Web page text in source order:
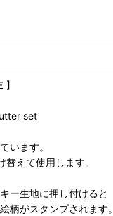
set
います。
えて使用します。
ー生地に押し付けると
柄がスタンプされます。